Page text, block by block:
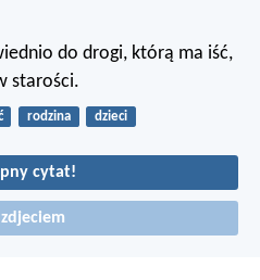
do drogi, którą ma iść,
starości.
rodzina dzieci
cytat!